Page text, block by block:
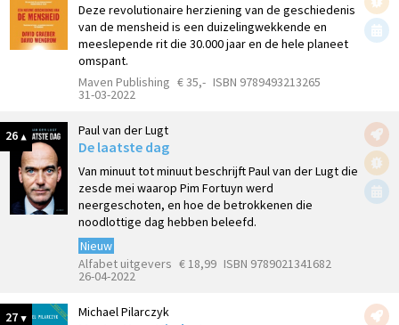
Deze revolutionaire herziening van de geschiedenis
van de mensheid is een duizelingwekkende en
meeslepende rit die 30.000 jaar en de hele planeet
omspant.
Maven Publishing € 35,- ISBN 9789493213265
31-03-2022
26 Paul van der Lugt
De laatste dag
Van minuut tot minuut beschrijft Paul van der Lugt die
zesde mei waarop Pim Fortuyn werd
neergeschoten, en hoe de betrokkenen die
noodlottige dag hebben beleefd.
Nieuw
Alfabet uitgevers € 18,99 ISBN 9789021341682
26-04-2022
27 Michael Pilarczyk